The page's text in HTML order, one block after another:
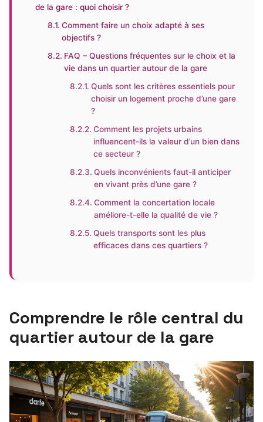
de la gare : quoi choisir ?
Comment faire un choix adapté à ses
objectifs ?
FAQ – Questions fréquentes sur le choix et la
vie dans un quartier autour de la gare
Quels sont les critères essentiels pour
choisir un logement proche d’une gare
?
Comment les projets urbains
influencent-ils la valeur d’un bien dans
ce secteur ?
Quels inconvénients faut-il anticiper
en vivant près d’une gare ?
Comment la concertation locale
améliore-t-elle la qualité de vie ?
Quels transports sont les plus
efficaces dans ces quartiers ?
Comprendre le rôle central du
quartier autour de la gare